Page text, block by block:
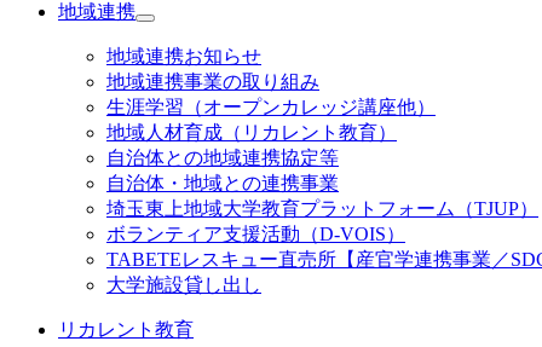
地域連携
地域連携お知らせ
地域連携事業の取り組み
生涯学習（オープンカレッジ講座他）
地域人材育成（リカレント教育）
自治体との地域連携協定等
自治体・地域との連携事業
埼玉東上地域大学教育プラットフォーム（TJUP）
ボランティア支援活動（D-VOIS）
TABETEレスキュー直売所【産官学連携事業／
大学施設貸し出し
リカレント教育